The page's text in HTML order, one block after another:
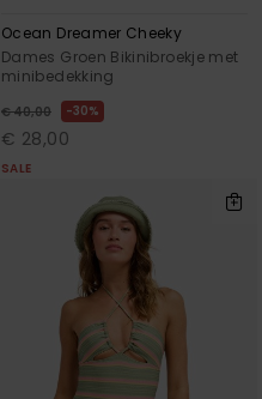
Ocean Dreamer Cheeky
Dames Groen Bikinibroekje met
minibedekking
€ 40,00 30%
€ 28,00
SALE